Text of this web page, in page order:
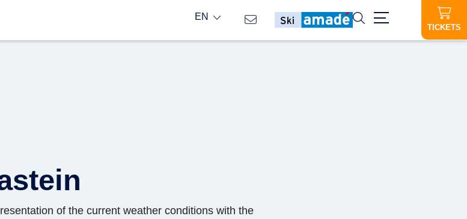
EN
TICKETS
of the current weather conditions with the